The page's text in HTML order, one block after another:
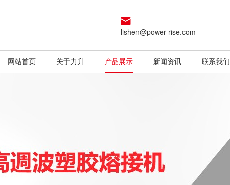
lishen@power-rise.com
网站首页 关于力升 产品展示 新闻资讯 联系我们